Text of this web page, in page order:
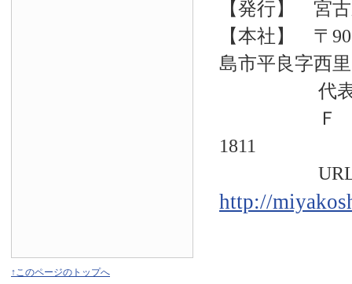
【発行】 宮
【本社】 〒
島市平良字西
代表電話
Ｆ Ａ
1811
URL
http://
↑このページのトップへ